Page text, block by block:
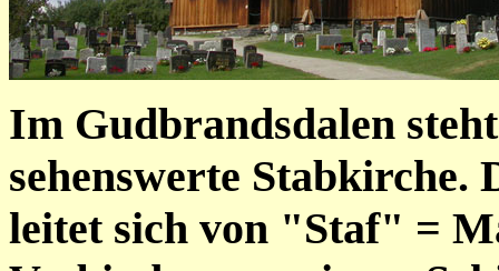
Im Gudbrandsdalen
sehenswerte
leitet sich von "Staf" =